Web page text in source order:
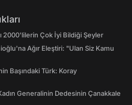
2000'lilerin Çok İyi Bildiği Şeyler
Ağır Eleştiri: "Ulan Siz Kamu
Başındaki Türk: Koray
Generalinin Dedesinin Çanakkale